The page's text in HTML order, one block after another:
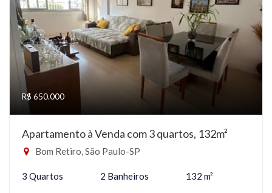
R$ 650.000
Apartamento à Venda com 3 quartos, 132m²
Bom Retiro, São Paulo-SP
3 Quartos 2 Banheiros 132 m²